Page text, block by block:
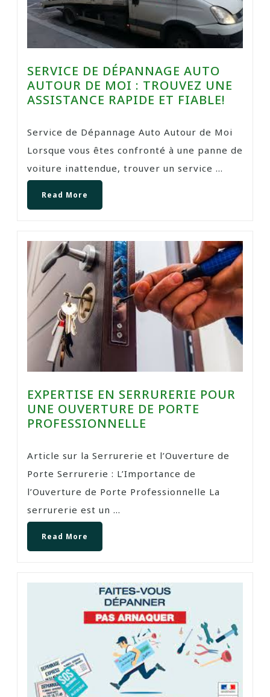
SERVICE DE DÉPANNAGE AUTO
AUTOUR DE MOI : TROUVEZ UNE
ASSISTANCE RAPIDE ET FIABLE!
Service de Dépannage Auto Autour de Moi
Lorsque vous êtes confronté à une panne de
voiture inattendue, trouver un service ...
Read More
EXPERTISE EN SERRURERIE POUR
UNE OUVERTURE DE PORTE
PROFESSIONNELLE
Article sur la Serrurerie et l’Ouverture de
Porte Serrurerie : L’Importance de
l’Ouverture de Porte Professionnelle La
serrurerie est un ...
Read More